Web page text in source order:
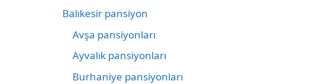
Balıkesir pansiyon
Avşa pansiyonları
Ayvalık pansiyonları
Burhaniye pansiyonları